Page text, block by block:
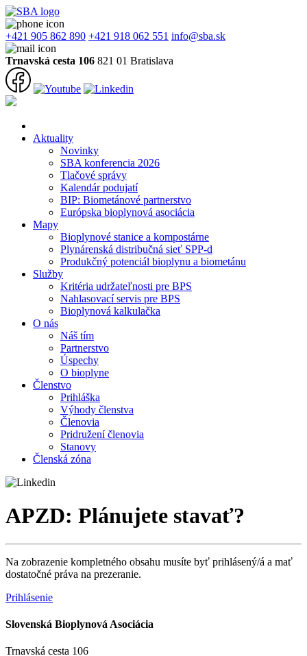
+421 905 862 890 +421 918 062 551 info@sba.sk
Trnavská cesta 106 821 01 Bratislava
Aktuality
Novinky
SBA konferencia 2026
Tlačové správy
Kalendár podujatí
BIP: Biometánové partnerstvo
Európska bioplynová asociácia
Mapy
Bioplynové stanice a kompostárne
Plynárenská distribučná sieť SPP-d
Produkčný potenciál bioplynu a biometánu
Služby
Kritéria udržateľnosti pre BPS
Nahlasovací servis pre BPS
Bioplynová kalkulačka
O nás
Náš tím
Partnerstvo
Úspechy
O bioplyne
Členstvo
Prihláška
Výhody členstva
Členovia
Pridružení členovia
Stanovy
Členská zóna
APZD: Plánujete stavať?
Na zobrazenie kompletného obsahu musíte byť prihlásený/á a mať
dostatočné práva na prezeranie.
Prihlásenie
Slovenská Bioplynová Asociácia
Trnavská cesta 106